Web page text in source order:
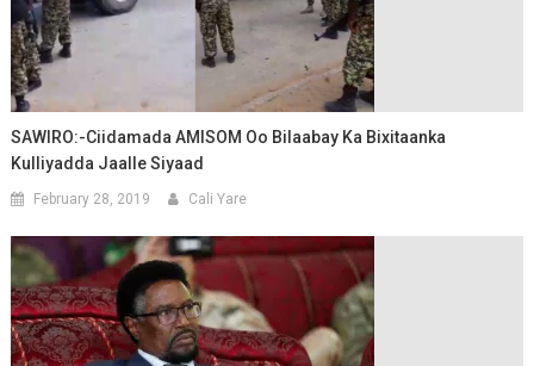
SAWIRO:-Ciidamada AMISOM Oo Bilaabay Ka Bixitaanka
Kulliyadda Jaalle Siyaad
February 28, 2019 Cali Yare